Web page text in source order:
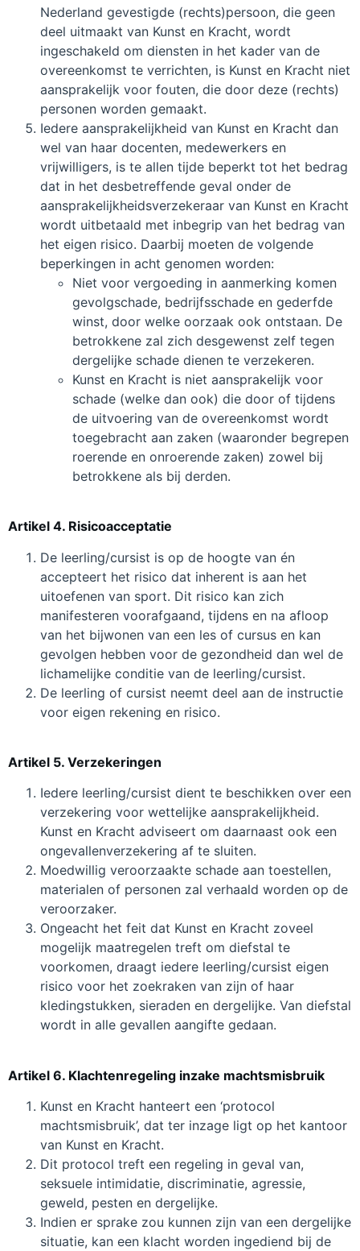
Nederland gevestigde (rechts)persoon, die geen
deel uitmaakt van Kunst en Kracht, wordt
ingeschakeld om diensten in het kader van de
overeenkomst te verrichten, is Kunst en Kracht niet
aansprakelijk voor fouten, die door deze (rechts)
personen worden gemaakt.
Iedere aansprakelijkheid van Kunst en Kracht dan
wel van haar docenten, medewerkers en
vrijwilligers, is te allen tijde beperkt tot het bedrag
dat in het desbetreffende geval onder de
aansprakelijkheidsverzekeraar van Kunst en Kracht
wordt uitbetaald met inbegrip van het bedrag van
het eigen risico. Daarbij moeten de volgende
beperkingen in acht genomen worden:
Niet voor vergoeding in aanmerking komen
gevolgschade, bedrijfsschade en gederfde
winst, door welke oorzaak ook ontstaan. De
betrokkene zal zich desgewenst zelf tegen
dergelijke schade dienen te verzekeren.
Kunst en Kracht is niet aansprakelijk voor
schade (welke dan ook) die door of tijdens
de uitvoering van de overeenkomst wordt
toegebracht aan zaken (waaronder begrepen
roerende en onroerende zaken) zowel bij
betrokkene als bij derden.
Artikel 4. Risicoacceptatie
De leerling/cursist is op de hoogte van én
accepteert het risico dat inherent is aan het
uitoefenen van sport. Dit risico kan zich
manifesteren voorafgaand, tijdens en na afloop
van het bijwonen van een les of cursus en kan
gevolgen hebben voor de gezondheid dan wel de
lichamelijke conditie van de leerling/cursist.
De leerling of cursist neemt deel aan de instructie
voor eigen rekening en risico.
Artikel 5. Verzekeringen
Iedere leerling/cursist dient te beschikken over een
verzekering voor wettelijke aansprakelijkheid.
Kunst en Kracht adviseert om daarnaast ook een
ongevallenverzekering af te sluiten.
Moedwillig veroorzaakte schade aan toestellen,
materialen of personen zal verhaald worden op de
veroorzaker.
Ongeacht het feit dat Kunst en Kracht zoveel
mogelijk maatregelen treft om diefstal te
voorkomen, draagt iedere leerling/cursist eigen
risico voor het zoekraken van zijn of haar
kledingstukken, sieraden en dergelijke. Van diefstal
wordt in alle gevallen aangifte gedaan.
Artikel 6. Klachtenregeling inzake machtsmisbruik
Kunst en Kracht hanteert een ‘protocol
machtsmisbruik’, dat ter inzage ligt op het kantoor
van Kunst en Kracht.
Dit protocol treft een regeling in geval van,
seksuele intimidatie, discriminatie, agressie,
geweld, pesten en dergelijke.
Indien er sprake zou kunnen zijn van een dergelijke
situatie, kan een klacht worden ingediend bij de